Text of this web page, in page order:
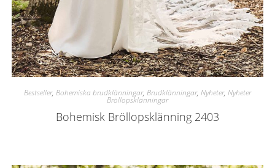
Bestseller, Bohemiska brudklänningar, Brudklänningar, Nyheter, Nyheter
Bröllopsklänningar
Bohemisk Bröllopsklänning 2403